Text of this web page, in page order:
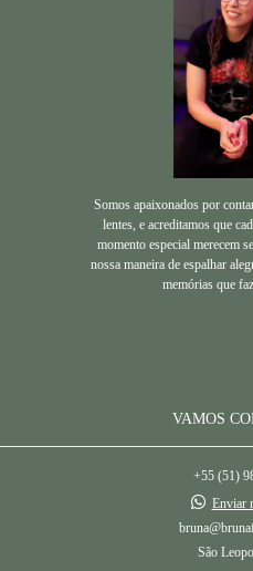
Somos apaixonados por
lentes, e acreditamos que
momento especial merecem
nossa maneira de espalhar
memórias que
VAMOS
+55 (51)
Enviar
São